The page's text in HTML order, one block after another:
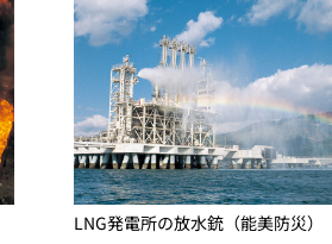
LNG発電所の放水銃（能美防災）